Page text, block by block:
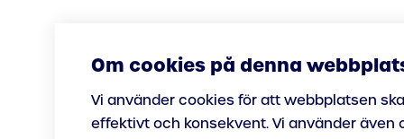
Om cookies på denna
Vi använder cookies för att webbplatsen
effektivt och konsekvent. Vi använder även